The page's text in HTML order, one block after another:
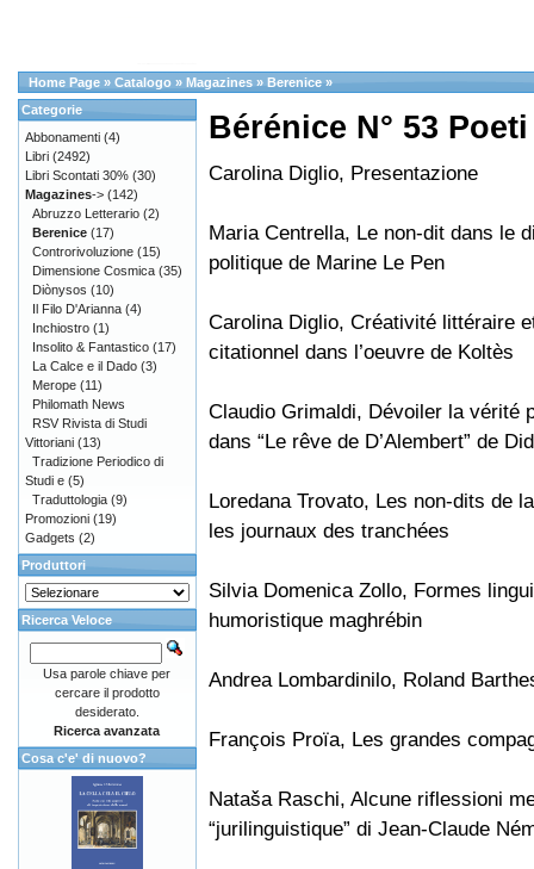
Home Page » Catalogo » Magazines » Berenice »
Bérénice N° 53
Carolina Diglio, Presentazione
Maria Centrella, Le non-dit dans le
politique de Marine Le Pen
Carolina Diglio, Créativité littéraire
citationnel dans l’oeuvre de Koltès
Claudio Grimaldi, Dévoiler la vérité
dans “Le rêve de D’Alembert” de
Loredana Trovato, Les non-dits de
les journaux des tranchées
Silvia Domenica Zollo, Formes
humoristique maghrébin
Andrea Lombardinilo, Roland
François Proïa, Les grandes
Nataša Raschi, Alcune riflessioni
“jurilinguistique” di Jean-Claude
Categorie
Abbonamenti (4)
Libri (2492)
Libri Scontati 30% (30)
Magazines-> (142)
Abruzzo Letterario (2)
Berenice (17)
Controrivoluzione (15)
Dimensione Cosmica (35)
Diònysos (10)
Il Filo D'Arianna (4)
Inchiostro (1)
Insolito & Fantastico (17)
La Calce e il Dado (3)
Merope (11)
Philomath News
RSV Rivista di Studi
Vittoriani (13)
Tradizione Periodico di
Studi e (5)
Traduttologia (9)
Promozioni (19)
Gadgets (2)
Produttori
Ricerca Veloce
Usa parole chiave per
cercare il prodotto
desiderato.
Ricerca avanzata
Cosa c'e' di nuovo?